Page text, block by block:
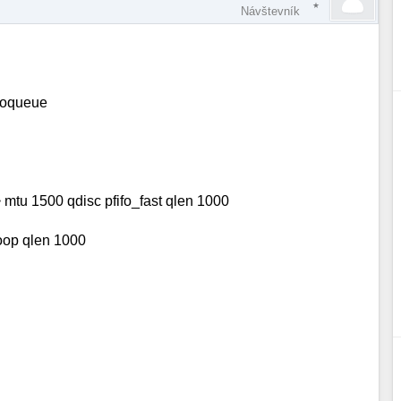
Návštevník
1500 qdisc pfifo_fast qlen 1000
qlen 1000